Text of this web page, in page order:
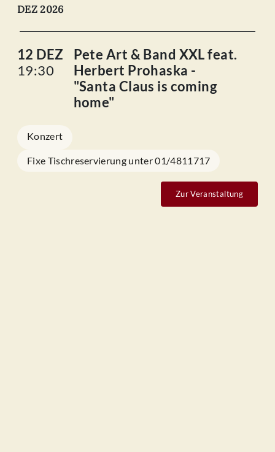
DEZ 2026
12 DEZ
19:30
Pete Art & Band XXL feat.
Herbert Prohaska -
"Santa Claus is coming
home"
Konzert
Fixe Tischreservierung unter 01/4811717
Zur Veranstaltung